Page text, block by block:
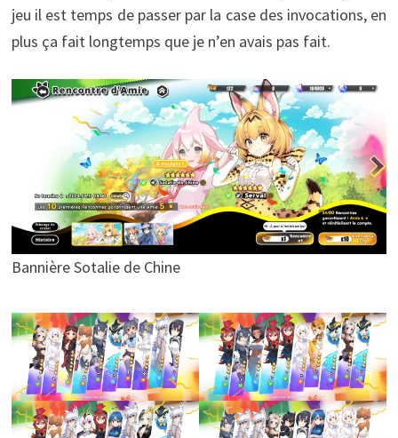
jeu il est temps de passer par la case des invocations, en
plus ça fait longtemps que je n’en avais pas fait.
Bannière Sotalie de Chine